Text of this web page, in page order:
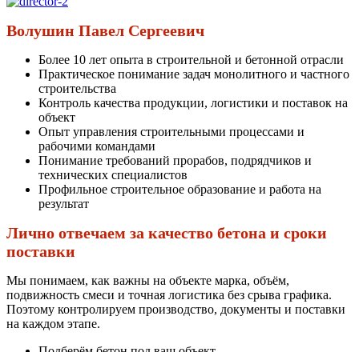
Волушин Павел Сергеевич
Более 10 лет опыта в строительной и бетонной отрасли
Практическое понимание задач монолитного и частного
строительства
Контроль качества продукции, логистики и поставок на
объект
Опыт управления строительными процессами и
рабочими командами
Понимание требований прорабов, подрядчиков и
технических специалистов
Профильное строительное образование и работа на
результат
Лично отвечаем за качество бетона и сроки
поставки
Мы понимаем, как важны на объекте марка, объём,
подвижность смеси и точная логистика без срыва графика.
Поэтому контролируем производство, документы и поставки
на каждом этапе.